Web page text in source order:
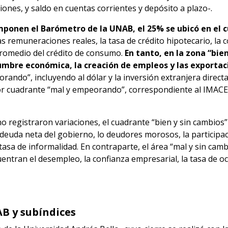
y saldo en cuentas corrientes y depósito a plazo-.
el Barómetro de la UNAB, el 25% se ubicó en
remuneraciones reales, la tasa de crédito hipotecario, la
del crédito de consumo. En tanto, en la zona
económica, la creación de empleos y las
incluyendo al dólar y la inversión extranjera
“mal y empeorando”, correspondiente al
registraron variaciones, el cuadrante “bien y sin
neta del gobierno, lo deudores morosos, la
de informalidad. En contraparte, el área “mal y sin
el desempleo, la confianza empresarial, la tasa de
y subíndices